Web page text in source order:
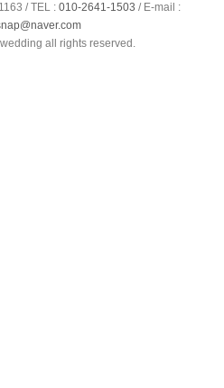
/TEL : 010-2641-1503 / E-mail :
all rights reserved.